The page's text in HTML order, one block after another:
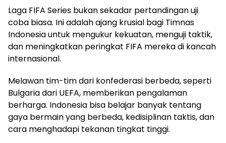
Laga FIFA Series bukan sekadar pertandingan uji
coba biasa. Ini adalah ajang krusial bagi Timnas
Indonesia untuk mengukur kekuatan, menguji taktik,
dan meningkatkan peringkat FIFA mereka di kancah
internasional.
Melawan tim-tim dari konfederasi berbeda, seperti
Bulgaria dari UEFA, memberikan pengalaman
berharga. Indonesia bisa belajar banyak tentang
gaya bermain yang berbeda, kedisiplinan taktis, dan
cara menghadapi tekanan tingkat tinggi.